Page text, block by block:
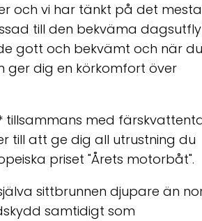
och vi har tänkt på det
till den bekväma
gott och bekvämt och när
ger dig en körkomfort över
tillsammans med
till att ge dig all utrustning du
priset "Årets motorbåt".
sittbrunnen djupare än
samtidigt som